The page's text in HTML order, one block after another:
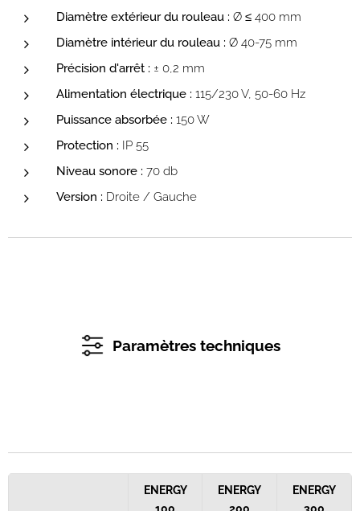
Diamètre extérieur du rouleau : Ø ≤ 400 mm
Diamètre intérieur du rouleau : Ø 40-75 mm
Précision d'arrêt : ± 0,2 mm
Alimentation électrique : 115/230 V, 50-60 Hz
Puissance absorbée : 150 W
Protection : IP 55
Niveau sonore : 70 db
Version : Droite / Gauche
Paramètres techniques
ENERGY
ENERGY
ENERGY